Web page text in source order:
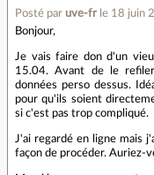
Posté par uve-fr le 18 juin
Bonjour,
Je vais faire don d'un
15.04. Avant de le
données perso dessus.
pour qu'ils soient
si c'est pas trop compliqué.
J'ai regardé en ligne mais
façon de procéder. Auriez-